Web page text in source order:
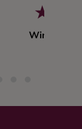
Winter Gin